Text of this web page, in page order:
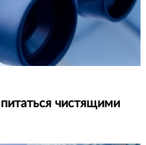
чистящими